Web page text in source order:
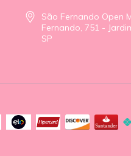
São Fernando Open
Fernando, 751 -
SP